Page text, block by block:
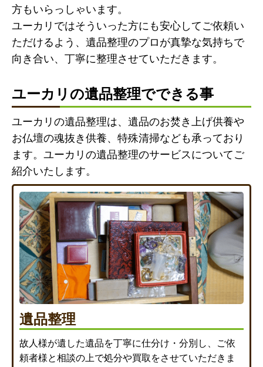
方もいらっしゃいます。
ユーカリではそういった方にも安心してご依頼い
ただけるよう、遺品整理のプロが真摯な気持ちで
向き合い、丁寧に整理させていただきます。
ユーカリの遺品整理でできる事
ユーカリの遺品整理は、遺品のお焚き上げ供養や
お仏壇の魂抜き供養、特殊清掃なども承っており
ます。ユーカリの遺品整理のサービスについてご
紹介いたします。
遺品整理
故人様が遺した遺品を丁寧に仕分け・分別し、ご依
頼者様と相談の上で処分や買取をさせていただきま